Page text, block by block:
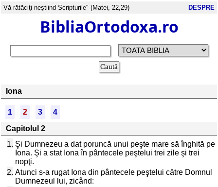
Vă rătăciţi neştiind Scripturile" (Matei, 22,29) DESPRE
BibliaOrtodoxa.ro
Iona
1 2 3
4
Capitolul 2
1. Şi Dumnezeu a dat poruncă unui peşte mare să înghită pe
Iona. Şi a stat Iona în pântecele peştelui trei zile şi trei
nopţi.
2. Atunci s-a rugat Iona din pântecele peştelui către Domnul
Dumnezeul lui, zicând: